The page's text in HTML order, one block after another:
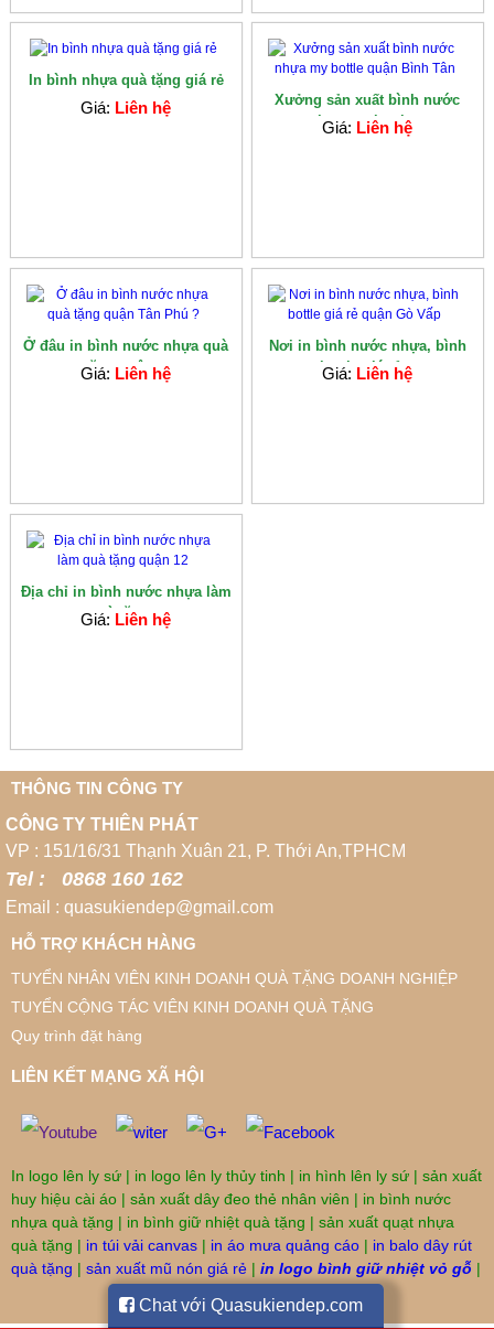
In bình nhựa quà tặng giá rẻ
Giá: Liên hệ
Xưởng sản xuất bình nước
nhựa my bottle...
Giá: Liên hệ
Ở đâu in bình nước nhựa quà
tặng quận...
Giá: Liên hệ
Nơi in bình nước nhựa, bình
bottle giá rẻ...
Giá: Liên hệ
Địa chỉ in bình nước nhựa làm
quà tặng...
Giá: Liên hệ
THÔNG TIN CÔNG TY
CÔNG TY THIÊN PHÁT
VP : 151/16/31 Thạnh Xuân 21, P. Thới An,TPHCM
Tel : 0868 160 162
Email : quasukiendep@gmail.com
HỖ TRỢ KHÁCH HÀNG
TUYỂN NHÂN VIÊN KINH DOANH QUÀ TẶNG DOANH NGHIỆP
TUYỂN CỘNG TÁC VIÊN KINH DOANH QUÀ TẶNG
Quy trình đặt hàng
LIÊN KẾT MẠNG XÃ HỘI
In logo lên ly sứ | in logo lên ly thủy tinh | in hình lên ly sứ | sản xuất
huy hiệu cài áo | sản xuất dây đeo thẻ nhân viên | in bình nước
nhựa quà tặng | in bình giữ nhiệt quà tặng | sản xuất quạt nhựa
quà tặng | in túi vải canvas | in áo mưa quảng cáo | in balo dây rút
quà tặng | sản xuất mũ nón giá rẻ | in logo bình giữ nhiệt vỏ gỗ |
Chat với Quasukiendep.com